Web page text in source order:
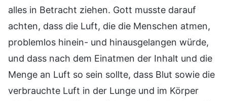
alles in Betracht ziehen. Gott musste darauf
achten, dass die Luft, die die Menschen atmen,
problemlos hinein- und hinausgelangen würde,
und dass nach dem Einatmen der Inhalt und die
Menge an Luft so sein sollte, dass Blut sowie die
verbrauchte Luft in der Lunge und im Körper